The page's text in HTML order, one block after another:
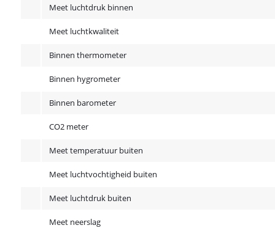
Meet luchtdruk binnen
Meet luchtkwaliteit
Binnen thermometer
Binnen hygrometer
Binnen barometer
CO2 meter
Meet temperatuur buiten
Meet luchtvochtigheid buiten
Meet luchtdruk buiten
Meet neerslag